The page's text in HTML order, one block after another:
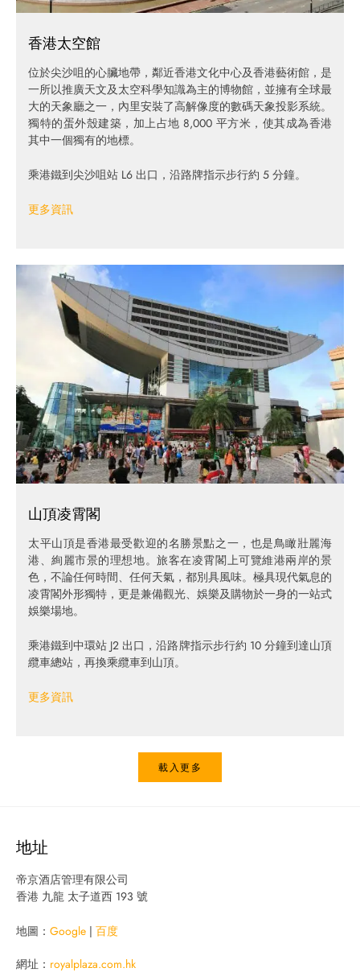
香港太空館
位於尖沙咀的心臟地帶，鄰近香港文化中心及香港藝術館，是
一所以推廣天文及太空科學知識為主的博物館，並擁有全球最
大的天象廳之一，內里安裝了高解像度的數碼天象投影系統。
獨特的蛋外殼建築，加上占地 8,000 平方米，使其成為香港
其中一個獨有的地標。
乘港鐵到尖沙咀站 L6 出口，沿路牌指示步行約 5 分鐘。
更多資訊
山頂凌霄閣
太平山頂是香港最受歡迎的名勝景點之一，也是鳥瞰壯麗海
港、絢麗市景的理想地。旅客在凌霄閣上可覽維港兩岸的景
色，不論任何時間、任何天氣，都別具風味。極具現代氣息的
凌霄閣外形獨特，更是兼備觀光、娛樂及購物於一身的一站式
娛樂場地。
乘港鐵到中環站 J2 出口，沿路牌指示步行約 10 分鐘到達山頂
纜車總站，再換乘纜車到山頂。
更多資訊
載入更多
地址
帝京酒店管理有限公司
香港 九龍 太子道西 193 號
地圖： Google 百度
網址： royalplaza.com.hk